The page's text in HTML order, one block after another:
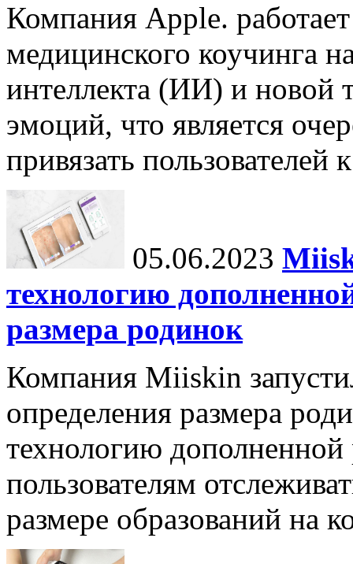
Компания Apple.
медицинского коучинга
интеллекта (ИИ) и новой
эмоций, что является
привязать
05.06.2023
технологию
размера родинок
Компания Miiskin
определения размера
технологию дополненной
пользователям
размере образований на